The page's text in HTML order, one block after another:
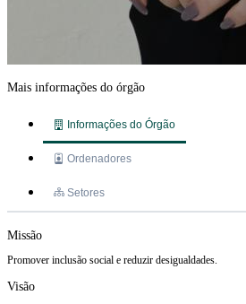
Mais informações do órgão
Informações do Órgão
Ordenadores
Setores
Missão
Promover inclusão social e reduzir desigualdades.
Visão